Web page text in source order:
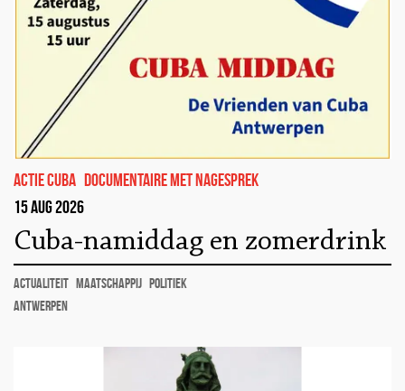
Actie Cuba documentaire met nagesprek
15 aug 2026
Cuba-namiddag en zomerdrink
actualiteit maatschappij politiek
Antwerpen